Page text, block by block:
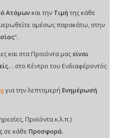
Ατόμων και την Τιμή της κάθε
αμέσως παρακάτω, στην
“.
και στα Προϊόντα μας είναι
… στο Κέντρο του Ενδιαφέροντός
για την λεπτομερή Ενημέρωσή
Προϊόντα κ.λ.π.)
σε κάθε Προσφορά.